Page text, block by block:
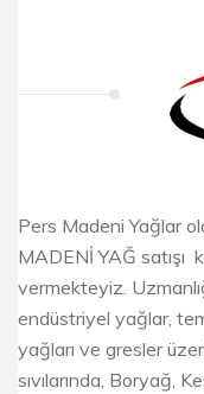
Pers Madeni Yağlar
MADENİ YAĞ satışı
vermekteyiz.
endüstriyel yağlar,
yağları ve gresler
sıvılarında, Boryağ,